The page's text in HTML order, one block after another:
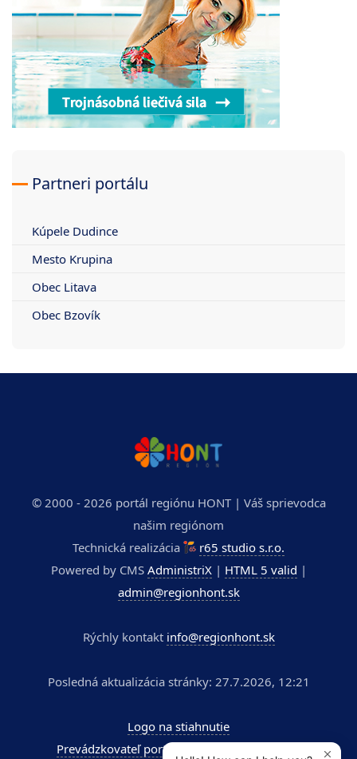
Partneri portálu
Kúpele Dudince
Mesto Krupina
Obec Litava
Obec Bzovík
© 2000 - 2026 portál regiónu HONT | Váš sprievodca
našim regiónom
Technická realizácia
r65 studio s.r.o.
Powered by CMS AdministriX| HTML 5 valid |
admin@regionhont.sk
Rýchly kontakt info@regionhont.sk
Posledná aktualizácia stránky: 27.7.2026, 12:21
Logo na stiahnutie
Prevádzkovateľ portálu - Kúpele Dudince a.s.